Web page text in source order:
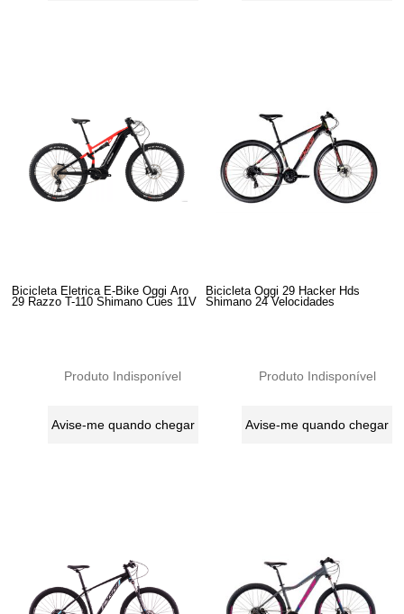
Bicicleta Eletrica E-Bike Oggi Aro
29 Razzo T-110 Shimano Cues 11V
Produto Indisponível
Avise-me quando chegar
Bicicleta Oggi 29 Hacker Hds
Shimano 24 Velocidades
Produto Indisponível
Avise-me quando chegar